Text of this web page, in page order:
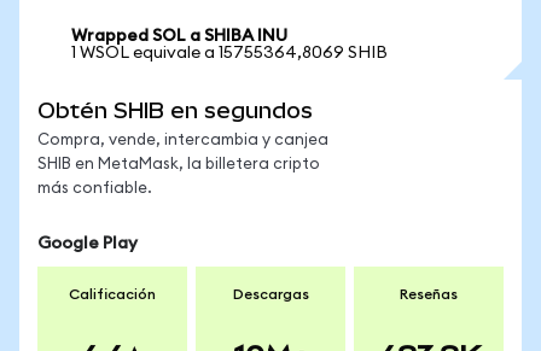
Wrapped SOL a SHIBA INU
1 WSOL equivale a 15755364,8069 SHIB
Obtén SHIB en segundos
Compra, vende, intercambia y canjea
SHIB en MetaMask, la billetera cripto
más confiable.
Google Play
Calificación Descargas Reseñas